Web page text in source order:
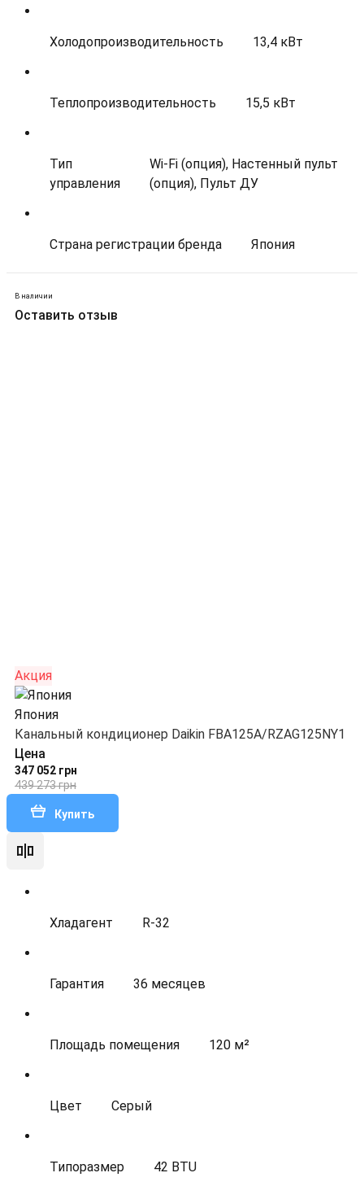
Холодопроизводительность 13,4 кВт
Теплопроизводительность 15,5 кВт
Тип
управления
Wi-Fi (опция), Настенный пульт
(опция), Пульт ДУ
Страна регистрации бренда Япония
В наличии
Оставить отзыв
Акция
Япония
Канальный кондиционер Daikin FBA125A/RZAG125NY1
Цена
347 052 грн
439 273 грн
Купить
Хладагент R-32
Гарантия 36 месяцев
Площадь помещения 120 м²
Цвет Серый
Типоразмер 42 BTU